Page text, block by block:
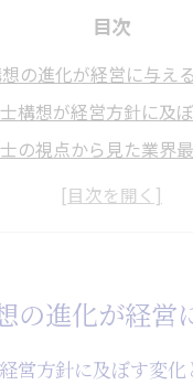
目次
の進化が経営に与え
構想が経営方針に及
の視点から見た業界
効率化を促す税理士の
と経営者の協働で生
代に求められる税理士
の進化が経営
営方針に及ぼす変化